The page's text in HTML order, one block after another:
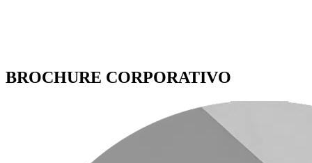
BROCHURE CORPORATIVO